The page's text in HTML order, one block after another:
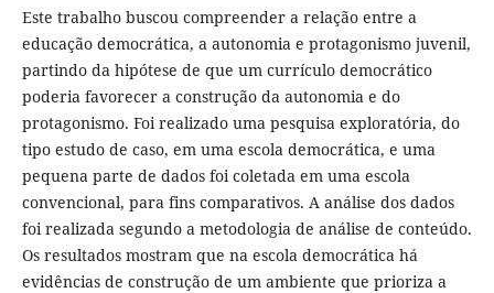
Este trabalho buscou compreender a relação entre a
educação democrática, a autonomia e protagonismo juvenil,
partindo da hipótese de que um currículo democrático
poderia favorecer a construção da autonomia e do
protagonismo. Foi realizado uma pesquisa exploratória, do
tipo estudo de caso, em uma escola democrática, e uma
pequena parte de dados foi coletada em uma escola
convencional, para fins comparativos. A análise dos dados
foi realizada segundo a metodologia de análise de conteúdo.
Os resultados mostram que na escola democrática há
evidências de construção de um ambiente que prioriza a